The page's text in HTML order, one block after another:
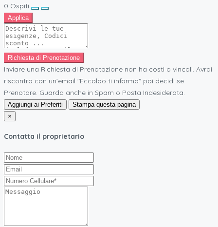
0 Ospiti
Applica
Richiesta di Prenotazione
Inviare una Richiesta di Prenotazione non ha costi o vincoli. Avrai
riscontro con un’email "Eccoloo ti informa" poi decidi se
Prenotare. Guarda anche in Spam o Posta Indesiderata.
Aggiungi ai Preferiti
Stampa questa pagina
×
Contatta il proprietario